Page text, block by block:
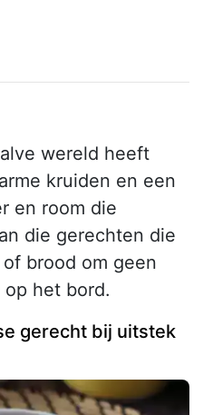
wereld heeft
kruiden en een
en room die
die gerechten die
brood om geen
het bord.
gerecht bij uitstek